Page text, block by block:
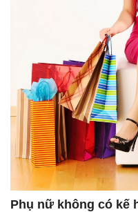
Phụ nữ không có kế